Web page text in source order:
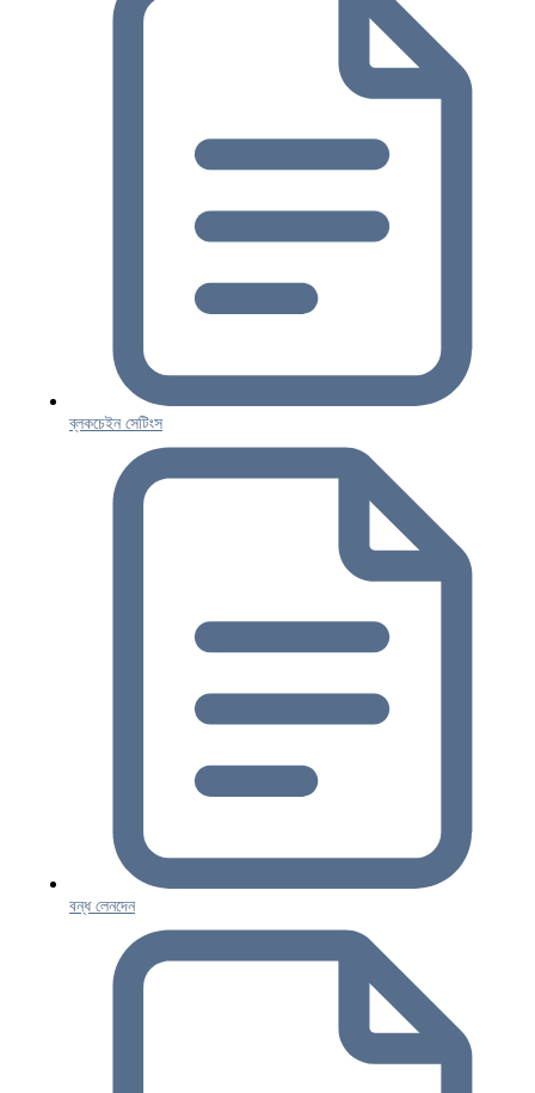
ব্লকচেইন সেটিংস
বন্ধ লেনদেন